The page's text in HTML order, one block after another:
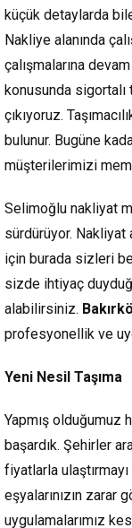
küçük detaylarda
Nakliye alanında
çalışmalarına
konusunda sigortalı
çıkıyoruz.
bulunur. Bugüne
müşterilerimizi
Selimoğlu nakliyat
sürdürüyor. Nakliyat
için burada sizleri
sizde ihtiyaç
alabilirsiniz.
profesyonellik ve
Yeni Nesil Taşıma
Yapmış olduğumuz
başardık. Şehirler
fiyatlarla
eşyalarınızın zarar
uygulamalarımız